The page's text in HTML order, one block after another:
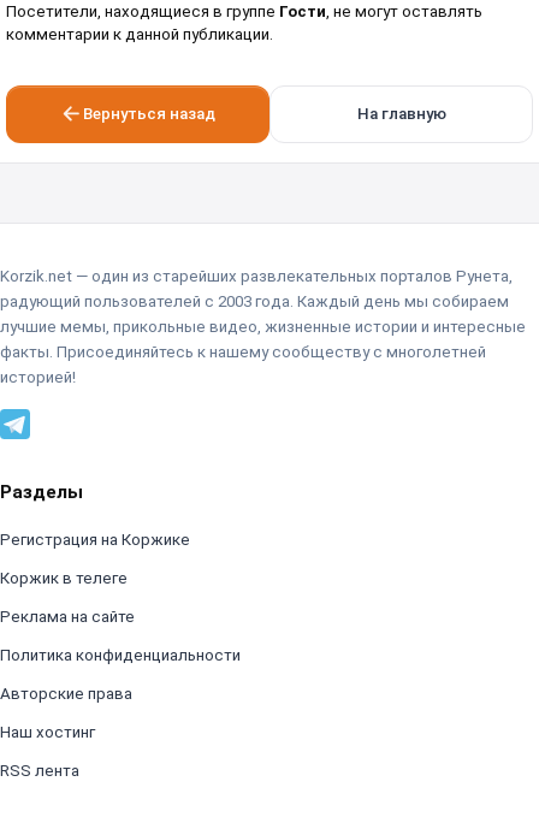
Посетители, находящиеся в группе Гости , не могут оставлять
комментарии к данной публикации.
Вернуться назад На главную
Korzik.net — один из старейших развлекательных порталов Рунета,
радующий пользователей с 2003 года. Каждый день мы собираем
лучшие мемы, прикольные видео, жизненные истории и интересные
факты. Присоединяйтесь к нашему сообществу с многолетней
историей!
Разделы
Регистрация на Коржике
Коржик в телеге
Реклама на сайте
Политика конфиденциальности
Авторские права
Наш хостинг
RSS лента